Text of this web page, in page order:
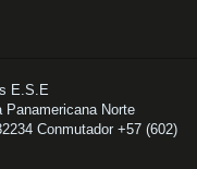
E.S.E
Panamericana Norte
Conmutador +57 (602)